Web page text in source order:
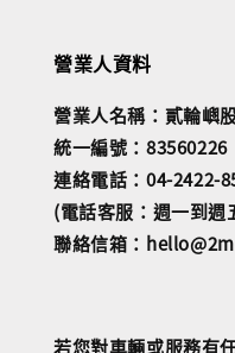
營業人資料
營業人名稱：貳輪嶼
統一編號：83560226
連絡電話：04-2422-
(電話客服：週一到週
聯絡信箱：
若您對車輛或服務有